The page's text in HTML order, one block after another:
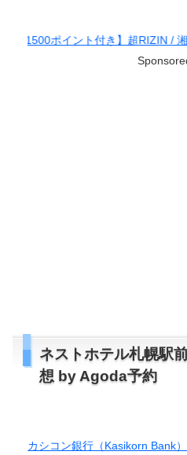
付き】超RIZIN / 湘南美容クリニッ
ネストホテル札幌駅
想 by Agoda予約
カシコン銀行（Kasikorn Bank